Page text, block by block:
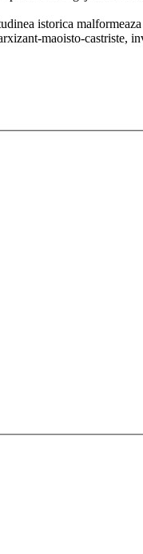
istorica
maoisto-castriste,